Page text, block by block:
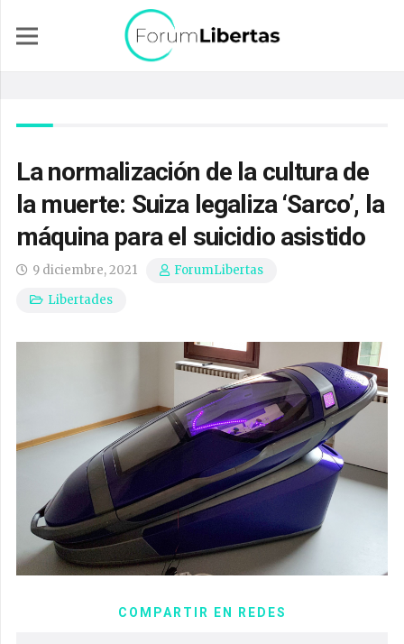
La normalización de la cultura de
la muerte: Suiza legaliza ‘Sarco’, la
máquina para el suicidio asistido
9 diciembre, 2021
ForumLibertas
Libertades
COMPARTIR EN REDES